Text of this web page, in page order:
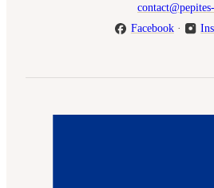
Facebook·